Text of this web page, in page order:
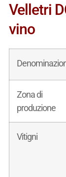
Velletri
vino
Zona di
produzione
Vitigni